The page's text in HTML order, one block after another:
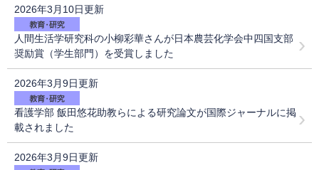
2026年3月10日更新
人間生活学研究科の小柳彩華さんが日本農芸化学会中四国支部
奨励賞（学生部門）を受賞しました
2026年3月9日更新
看護学部 飯田悠花助教らによる研究論文が国際ジャーナルに掲
載されました
2026年3月9日更新